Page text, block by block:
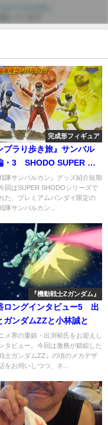
完成形フィギュア
プラり歩き旅』サンバル
・3 SHODO SUPER 太
サンバルカン
隊サンバルカン』グッズ紹介短期
回はSUPER SHODOシリーズで
た、プレミアムバンダイ限定の
隊サンバルカン...
『機動戦士Zガンダム』
ロングインタビュー5 出
ガンダムZZと小林誠と
メ界の重鎮・出渕裕氏をお迎えし
タビュー。今回は激務が錯綜した
士ガンダムZZ』の頃のメカデザ
をお伺いしつつ、ネ...